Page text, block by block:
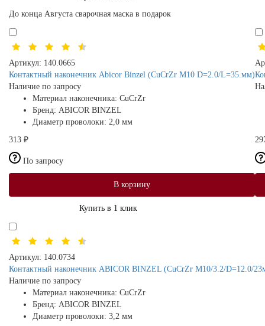
До конца Августа сварочная маска в подарок
Артикул: 140.0665
Контактный наконечник Abicor Binzel (CuCrZr M10 D=2.0/L=35.мм)
Наличие по запросу
Материал наконечника: CuCrZr
Бренд: ABICOR BINZEL
Диаметр проволоки: 2,0 мм
313 ₽
По запросу
В корзину
Купить в 1 клик
Артикул: 140.0734
Контактный наконечник ABICOR BINZEL (CuCrZr M10/3.2/D=12.0/
Наличие по запросу
Материал наконечника: CuCrZr
Бренд: ABICOR BINZEL
Диаметр проволоки: 3,2 мм